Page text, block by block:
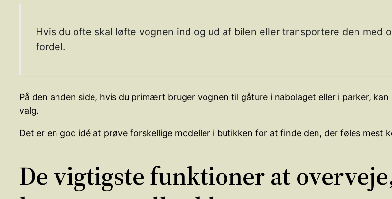
Hvis du ofte skal løfte vognen ind og ud af bilen eller transportere den
fordel.
På den anden side, hvis du primært bruger vognen til gåture i nabolaget eller i parker,
valg.
Det er en god idé at prøve forskellige modeller i butikken for at finde den, der føles mest
De vigtigste funktioner at